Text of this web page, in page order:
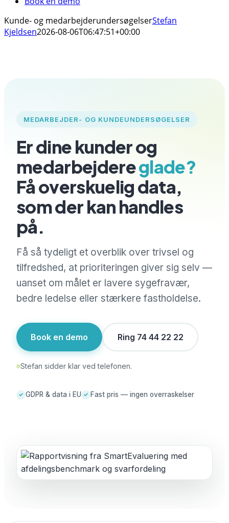
Kunde- og medarbejderundersøgelserStefan
Kjeldsen2026-08-06T06:47:51+00:00
MEDARBEJDER- OG KUNDEUNDERSØGELSER
Er dine kunder og
medarbejdereglade?
Få overskuelig data,
som der kan handles
på.
Få så tydeligt et overblik over trivsel og
tilfredshed, at prioriteringen giver sig selv —
uanset om målet er lavere sygefravær,
bedre ledelse eller stærkere fastholdelse.
Book en demo Ring 74 44 22 22
Stefan sidder klar ved telefonen.
✓ GDPR & data i EU ✓ Fast pris — ingen overraskelser